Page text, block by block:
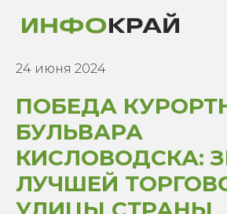
24 июня 2024
ПОБЕДА
БУЛЬВАРА
КИСЛОВОДСКА:
ЛУЧШЕЙ